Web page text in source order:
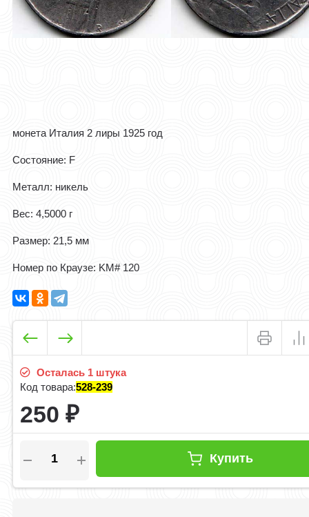
монета Италия 2 лиры 1925 год
Состояние: F
Металл: никель
Вес: 4,5000 г
Размер: 21,5 мм
Номер по Краузе: KM# 120
Осталась 1 штука
Код товара:528-239
250₽
Купить